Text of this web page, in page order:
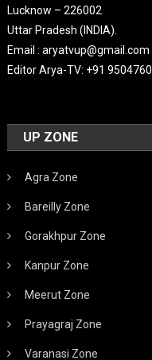
Lucknow – 226002
Uttar Pradesh (INDIA).
Email : aryatvup@gmail.com
Editor Arya-TV: +91
UP ZONE
Agra Zone
Bareilly Zone
Gorakhpur Zone
Kanpur Zone
Meerut Zone
Prayagraj Zone
Varanasi Zone